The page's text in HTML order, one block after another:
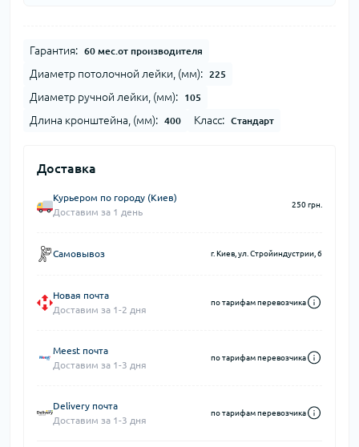
Гарантия: 60 мес.от производителя
Диаметр потолочной лейки, (мм): 225
Диаметр ручной лейки, (мм): 105
Длина кронштейна, (мм): 400 Класс: Стандарт
Доставка
Курьером по городу (Киев)
Доставим за 1 день
250 грн.
Самовывоз г. Киев, ул. Стройиндустрии, 6
Новая почта
Доставим за 1-2 дня
по тарифам перевозчика
Meest почта
Доставим за 1-3 дня
по тарифам перевозчика
Delivery почта
Доставим за 1-3 дня
по тарифам перевозчика